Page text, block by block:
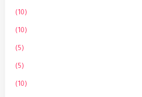
(10)
(10)
(5)
(5)
(10)